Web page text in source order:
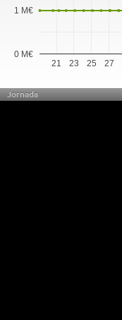
21 23 25 27
0 M€
1 M€
Jornada